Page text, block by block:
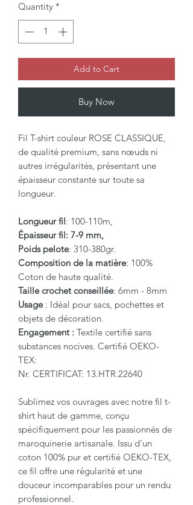
Quantity *
Add to Cart
Buy Now
Fil T-shirt couleur ROSE CLASSIQUE,
de qualité premium, sans nœuds ni
autres irrégularités, présentant une
épaisseur constante sur toute sa
longueur.
Longueur fil: 100-110m,
Épaisseur fil: 7-9 mm,
Poids pelote: 310-380gr.
Composition de la matière: 100%
Coton de haute qualité.
Taille crochet conseillée: 6mm - 8mm
Usage : Idéal pour sacs, pochettes et
objets de décoration.
Engagement : Textile certifié sans
substances nocives. Certifié OEKO-
TEX:
Nr. CERTIFICAT: 13.HTR.22640
Sublimez vos ouvrages avec notre fil t-
shirt haut de gamme, conçu
spécifiquement pour les passionnés de
maroquinerie artisanale. Issu d'un
coton 100% pur et certifié OEKO-TEX,
ce fil offre une régularité et une
douceur incomparables pour un rendu
professionnel.